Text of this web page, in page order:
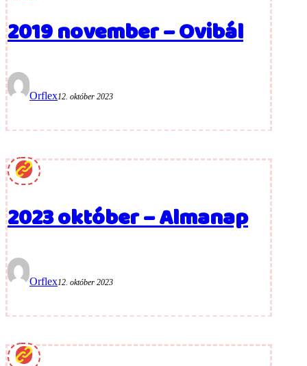
2019 november – Ovibál
Orflex12. október 2023
2023 október – Almanap
Orflex12. október 2023